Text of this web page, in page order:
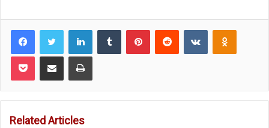
FacebookTwitter LinkedInTumblr PinterestReddit VKontakte
Pocket Share via Email Print
Related Articles